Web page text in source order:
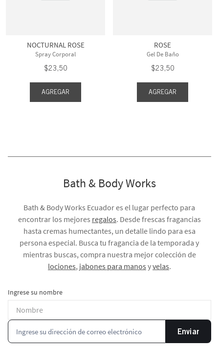
NOCTURNAL ROSE
Spray Corporal
$23,50
AGREGAR
ROSE
Gel De Baño
$23,50
AGREGAR
Bath & Body Works
Bath & Body Works Ecuador es el lugar perfecto para
encontrar los mejores regalos. Desde frescas fragancias
hasta cremas humectantes, un detalle lindo para esa
persona especial. Busca tu fragancia de la temporada y
mientras buscas, compra nuestra mejor colección de
lociones, jabones para manos yvelas.
Ingrese su nombre
Enviar